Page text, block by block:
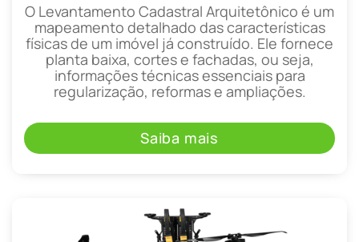
O Levantamento Cadastral Arquitetônico é um
mapeamento detalhado das características
físicas de um imóvel já construído. Ele fornece
planta baixa, cortes e fachadas, ou seja,
informações técnicas essenciais para
regularização, reformas e ampliações.
Saiba mais